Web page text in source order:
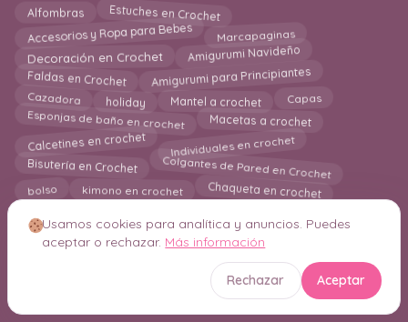
Alfombras
Estuches en Crochet
Accesorios y Ropa para Bebes Marcapaginas
Decoración en Crochet Amigurumi Navideño
Faldas en Crochet Amigurumi para Principiantes
Cazadora holiday Mantel a crochet Capas
Esponjas de baño en crochet Macetas a crochet
Calcetines en crochet Individuales en crochet
Bisutería en Crochet Colgantes de Pared en Crochet
bolso kimono en crochet Chaqueta en crochet
© 2026 Crochetisimo. Todos los derechos reservados.
Usamos cookies para analítica y anuncios. Puedes
aceptar o rechazar. Más información
Rechazar Aceptar